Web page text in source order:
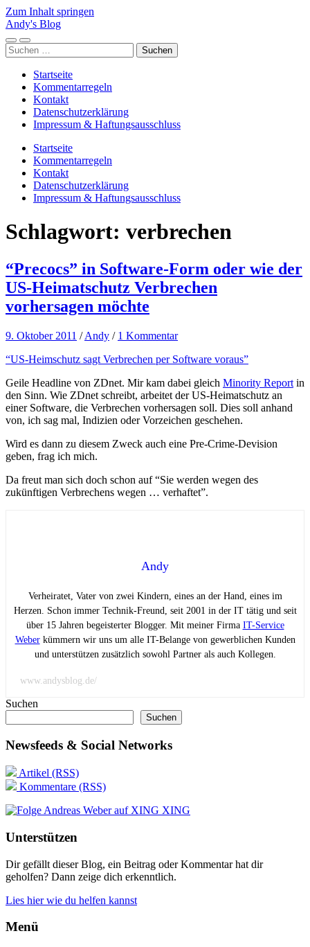
Zum Inhalt springen
Andy's Blog
Mobile-
Menü
Suchfeld
ein-/ausblenden
Suchen
nach:
Startseite
Kommentarregeln
Kontakt
Datenschutzerklärung
Impressum & Haftungsausschluss
Startseite
Kommentarregeln
Kontakt
Datenschutzerklärung
Impressum & Haftungsausschluss
Schlagwort: verbrechen
“Precocs” in Software-Form oder wie der
US-Heimatschutz Verbrechen
vorhersagen möchte
9. Oktober 2011 /Andy / 1 Kommentar
“US-Heimschutz sagt Verbrechen per Software voraus”
Geile Headline von ZDnet. Mir kam dabei gleich Minority Report in
den Sinn. Wie ZDnet schreibt, arbeitet der US-Heimatschutz an
einer Software, die Verbrechen vorhersagen soll. Dies soll anhand
von, ich sag mal, Indizien oder Vorzeichen geschehen.
Wird es dann zu diesem Zweck auch eine Pre-Crime-Devision
geben, frag ich mich.
Da freut man sich doch schon auf “Sie werden wegen des
zukünftigen Verbrechens wegen … verhaftet”.
Andy
Verheiratet, Vater von zwei Kindern, eines an der Hand, eines im
Herzen. Schon immer Technik-Freund, seit 2001 in der IT tätig und seit
über 15 Jahren begeisterter Blogger. Mit meiner Firma IT-Service
Weberkümmern wir uns um alle IT-Belange von gewerblichen Kunden
und unterstützen zusätzlich sowohl Partner als auch Kollegen.
www.andysblog.de/
Suchen
Suchen
Newsfeeds & Social Networks
Artikel (RSS)
Kommentare (RSS)
XING
Unterstützen
Dir gefällt dieser Blog, ein Beitrag oder Kommentar hat dir
geholfen? Dann zeige dich erkenntlich.
Lies hier wie du helfen kannst
Menü